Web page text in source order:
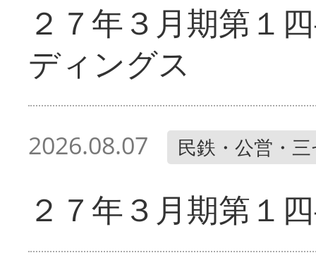
２７年３月期第１
ディングス
2026.08.07 民鉄・公営・
２７年３月期第１